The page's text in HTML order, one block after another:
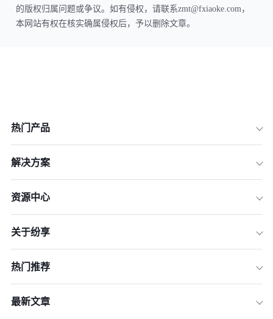
的版权归属问题或争议。如有侵权，请联系zmt@fxiaoke.com，
本网站有权在核实确属侵权后，予以删除文章。
热门产品
解决方案
资源中心
关于纷享
热门推荐
最新文章